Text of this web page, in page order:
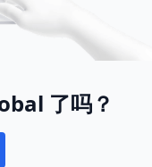
了吗？